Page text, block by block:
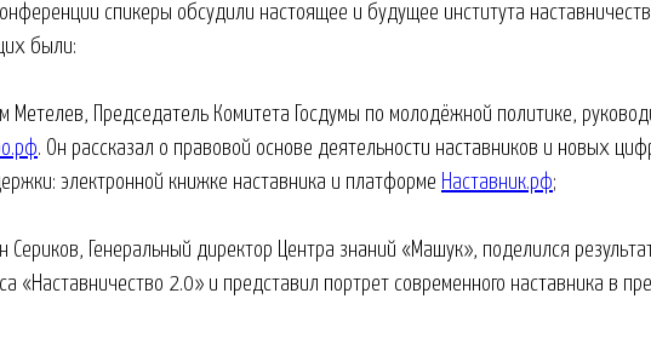
спикеры обсудили настоящее и будущее института
были:
Метелев, Председатель Комитета Госдумы по молодёжной политике,
. Он рассказал о правовой основе деятельности наставников и новых
электронной книжке наставника и платформе Наставник.рф;
Сериков, Генеральный директор Центра знаний «Машук», поделился
«Наставничество 2.0» и представил портрет современного наставника в